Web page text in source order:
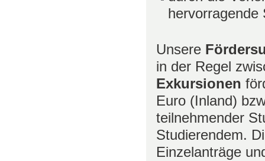
hervorragende
Unsere
in der Regel
Exkursionen
Euro (Inland)
teilnehmender
Studierendem.
Einzelanträge